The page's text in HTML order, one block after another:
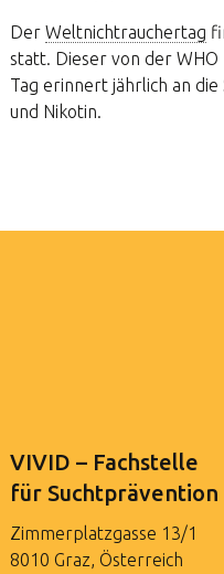
Der Weltnichtrauchertag
statt. Dieser von der
Tag erinnert jährlich an die
und Nikotin.
VIVID – Fachstelle
für Suchtprävention
Zimmerplatzgasse 13/1
8010 Graz, Österreich